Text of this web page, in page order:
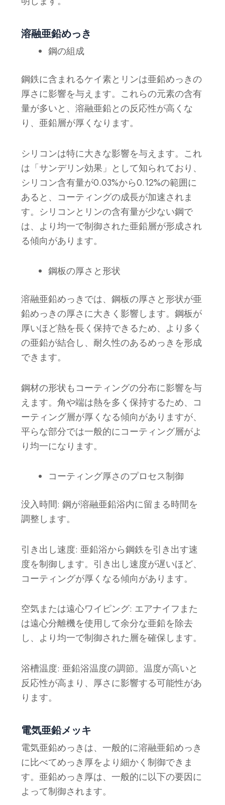
溶融亜鉛めっき
鋼の組成
鋼鉄に含まれるケイ素とリンは亜鉛めっきの
厚さに影響を与えます。これらの元素の含有
量が多いと、溶融亜鉛との反応性が高くな
り、亜鉛層が厚くなります。
シリコンは特に大きな影響を与えます。これ
は「サンデリン効果」として知られており、
シリコン含有量が0.03%から0.12%の範囲に
あると、コーティングの成長が加速されま
す。シリコンとリンの含有量が少ない鋼で
は、より均一で制御された亜鉛層が形成され
る傾向があります。
鋼板の厚さと形状
溶融亜鉛めっきでは、鋼板の厚さと形状が亜
鉛めっきの厚さに大きく影響します。鋼板が
厚いほど熱を長く保持できるため、より多く
の亜鉛が結合し、耐久性のあるめっきを形成
できます。
鋼材の形状もコーティングの分布に影響を与
えます。角や端は熱を多く保持するため、コ
ーティング層が厚くなる傾向がありますが、
平らな部分では一般的にコーティング層がよ
り均一になります。
コーティング厚さのプロセス制御
没入時間: 鋼が溶融亜鉛浴内に留まる時間を
調整します。
引き出し速度: 亜鉛浴から鋼鉄を引き出す速
度を制御します。引き出し速度が遅いほど、
コーティングが厚くなる傾向があります。
空気または遠心ワイピング: エアナイフまた
は遠心分離機を使用して余分な亜鉛を除去
し、より均一で制御された層を確保します。
浴槽温度: 亜鉛浴温度の調節。温度が高いと
反応性が高まり、厚さに影響する可能性があ
ります。
電気亜鉛メッキ
電気亜鉛めっきは、一般的に溶融亜鉛めっき
に比べてめっき厚をより細かく制御できま
す。亜鉛めっき厚は、一般的に以下の要因に
よって制御されます。